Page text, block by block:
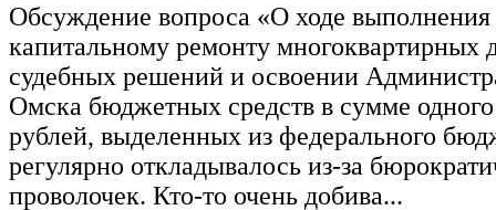
Обсуждение вопроса «О ходе выполнения
капитальному ремонту многоквартирных
судебных решений и освоении
Омска бюджетных средств в сумме
рублей, выделенных из федерального
регулярно откладывалось из-за
проволочек. Кто-то очень добива...